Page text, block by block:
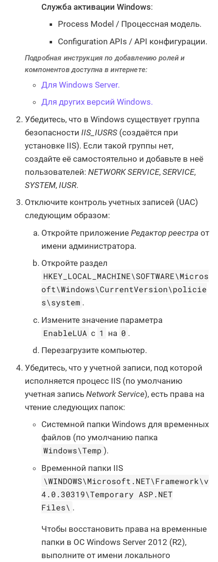
Служба активации Windows:
Process Model / Процессная модель.
Configuration APIs / API конфигурации.
Подробная инструкция по добавлению ролей и
компонентов доступна в интернете:
Для Windows Server.
Для других версий Windows.
Убедитесь, что в Windows существует группа
безопасности IIS_IUSRS (создаётся при
установке IIS). Если такой группы нет,
создайте её самостоятельно и добавьте в неё
пользователей: NETWORK SERVICE, SERVICE,
SYSTEM, IUSR.
Отключите контроль учетных записей (UAC)
следующим образом:
Откройте приложение Редактор реестра от
имени администратора.
Откройте раздел
HKEY_LOCAL_MACHINE\SOFTWARE\Micros
oft\Windows\CurrentVersion\policie
s\system .
Измените значение параметра
EnableLUA с 1 на 0 .
Перезагрузите компьютер.
Убедитесь, что у учетной записи, под которой
исполняется процесс IIS (по умолчанию
учетная запись Network Service), есть права на
чтение следующих папок:
Системной папки Windows для временных
файлов (по умолчанию папка
Windows\Temp ).
Временной папки IIS
\WINDOWS\Microsoft.NET\Framework\v
4.0.30319\Temporary ASP.NET
Files\ .
Чтобы восстановить права на временные
папки в ОС Windows Server 2012 (R2),
выполните от имени локального